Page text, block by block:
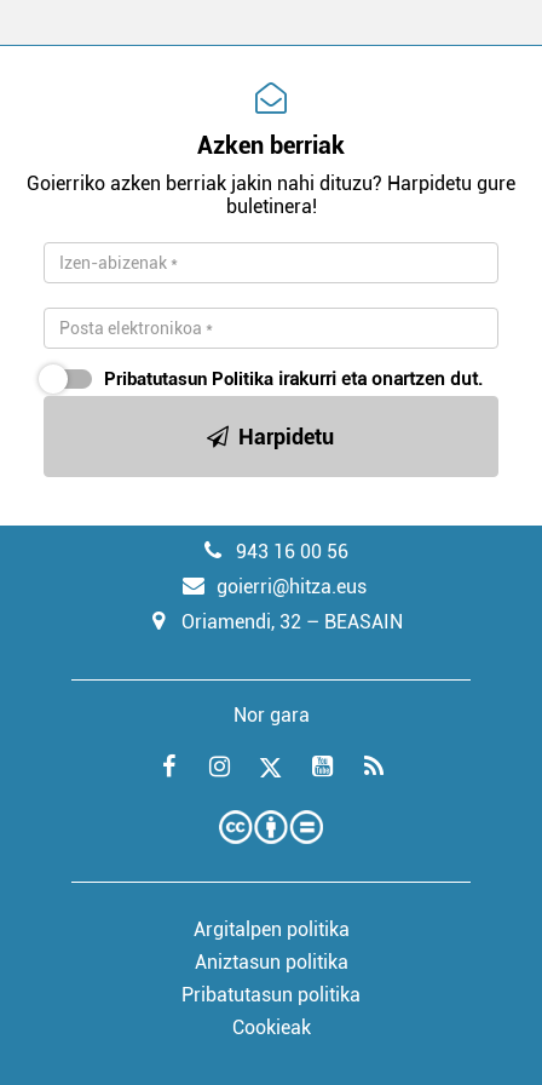
Azken berriak
Goierriko azken berriak jakin nahi dituzu? Harpidetu gure
buletinera!
Pribatutasun Politika irakurri eta onartzen dut.
Harpidetu
943 16 00 56
goierri@hitza.eus
Oriamendi, 32 – BEASAIN
Nor gara
Argitalpen politika
Aniztasun politika
Pribatutasun politika
Cookieak